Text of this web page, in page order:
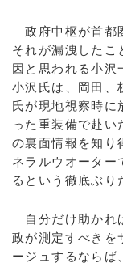
政府中枢が首都
それが漏洩したこ
因と思われる小沢
小沢氏は、岡田、
氏が現地視察時に
った重装備で赴い
の裏面情報を知り
ネラルウオーター
るという徹底ぶり
自分だけ助かれ
政が測定すべきを
ージュするならば